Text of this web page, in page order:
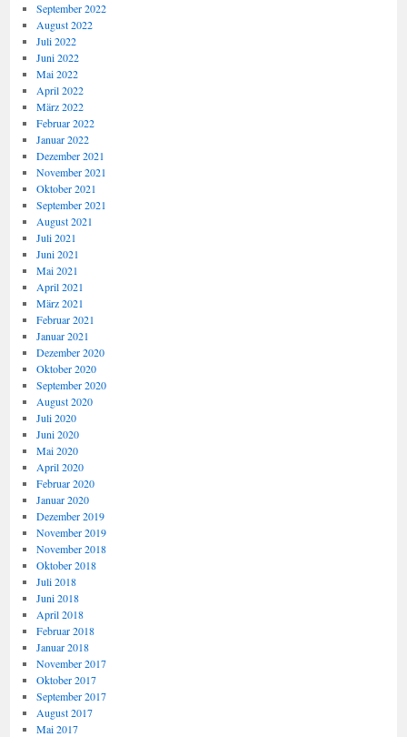
September 2022
August 2022
Juli 2022
Juni 2022
Mai 2022
April 2022
März 2022
Februar 2022
Januar 2022
Dezember 2021
November 2021
Oktober 2021
September 2021
August 2021
Juli 2021
Juni 2021
Mai 2021
April 2021
März 2021
Februar 2021
Januar 2021
Dezember 2020
Oktober 2020
September 2020
August 2020
Juli 2020
Juni 2020
Mai 2020
April 2020
Februar 2020
Januar 2020
Dezember 2019
November 2019
November 2018
Oktober 2018
Juli 2018
Juni 2018
April 2018
Februar 2018
Januar 2018
November 2017
Oktober 2017
September 2017
August 2017
Mai 2017